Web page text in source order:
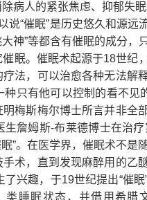
病人的紧张焦虑、抑郁失
“催眠”是历史悠久和源远
神”等都含有催眠的成分
眠。催眠术起源于18世纪
法，可以治愈各种无法解
只有他可以控制的看不见
梅斯梅尔博士所言并非全
詹姆斯-布莱德博士在治
”。在医学界，催眠术不
术，直到发现麻醉用的乙
兴趣，于19世纪提出“催
睡眠状态，并借用希腊